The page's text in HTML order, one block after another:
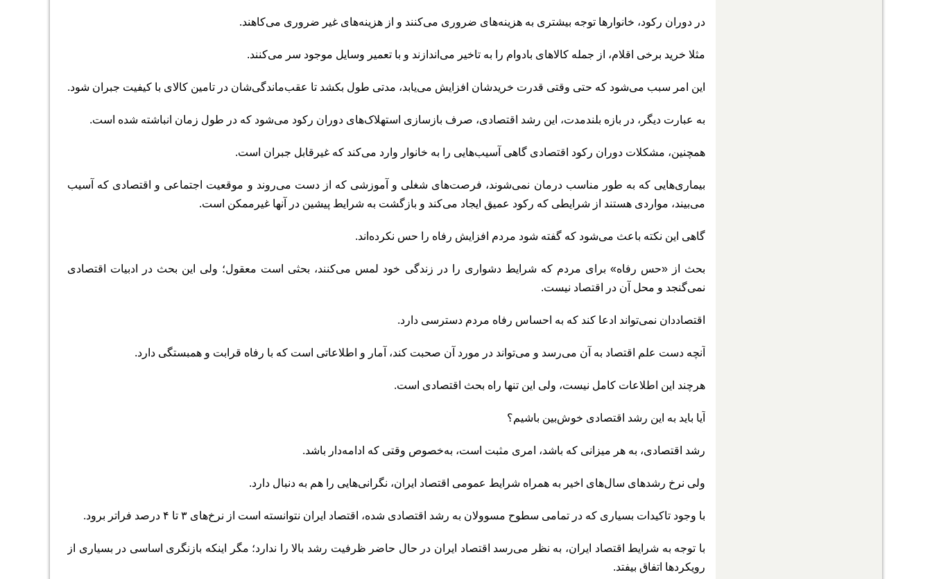
در دوران رکود، خانوارها توجه بیشتری به هزینه‌های ضروری می‌کنند و از هزینه‌های غیر‌ ضروری می‌کاهند.
مثلا خرید برخی اقلام، از جمله کالاهای بادوام را به تاخیر می‌اندازند و با تعمیر وسایل موجود سر می‌کنند.
این امر سبب می‌شود که حتی وقتی قدرت خریدشان افزایش می‌یابد، مدتی طول بکشد تا عقب‌ماندگی‌شان در تامین کالای با کیفیت جبران شود.
به عبارت دیگر، در بازه بلندمدت، این رشد اقتصادی، صرف بازسازی استهلاک‌های دوران رکود می‌شود که در طول زمان انباشته شده است.
همچنین، مشکلات دوران رکود اقتصادی گاهی آسیب‌هایی را به خانوار وارد می‌کند که غیر‌قابل جبران است.
بیماری‌هایی که به طور مناسب درمان نمی‌شوند، فرصت‌های شغلی و آموزشی که از دست می‌روند و موقعیت اجتماعی و اقتصادی که آسیب
می‌بیند، مواردی هستند از شرایطی که رکود عمیق ایجاد می‌کند و بازگشت به شرایط پیشین در آنها غیر‌ممکن است.
گاهی این نکته باعث می‌شود که گفته شود مردم افزایش رفاه را حس نکرده‌اند.
بحث از «حس رفاه» برای مردم که شرایط دشواری را در زندگی خود لمس می‌کنند، بحثی است معقول؛ ولی این بحث در ادبیات اقتصادی
نمی‌گنجد و محل آن در اقتصاد نیست.
اقتصاددان نمی‌تواند ادعا کند که به احساس رفاه مردم دسترسی دارد.
آنچه دست علم اقتصاد به آن می‌رسد و می‌تواند در مورد آن صحبت کند، آمار و اطلاعاتی است که با رفاه قرابت و همبستگی دارد.
هرچند این اطلاعات کامل نیست، ولی این تنها راه بحث اقتصادی است.
آیا باید به این رشد اقتصادی خوش‌بین باشیم؟
رشد اقتصادی، به هر میزانی که باشد، امری مثبت است، به‌خصوص وقتی که ادامه‌دار باشد.
ولی نرخ رشدهای سال‌های اخیر به همراه شرایط عمومی اقتصاد ایران، نگرانی‌هایی را هم به دنبال دارد.
با وجود تاکیدات بسیاری که در تمامی سطوح مسوولان به رشد اقتصادی شده، اقتصاد ایران نتوانسته است از نرخ‌های ۳ تا ۴ درصد فراتر برود.
با توجه به شرایط اقتصاد ایران، به نظر می‌رسد اقتصاد ایران در حال حاضر ظرفیت رشد بالا را ندارد؛ مگر اینکه بازنگری اساسی در بسیاری از
رویکردها اتفاق بیفتد.